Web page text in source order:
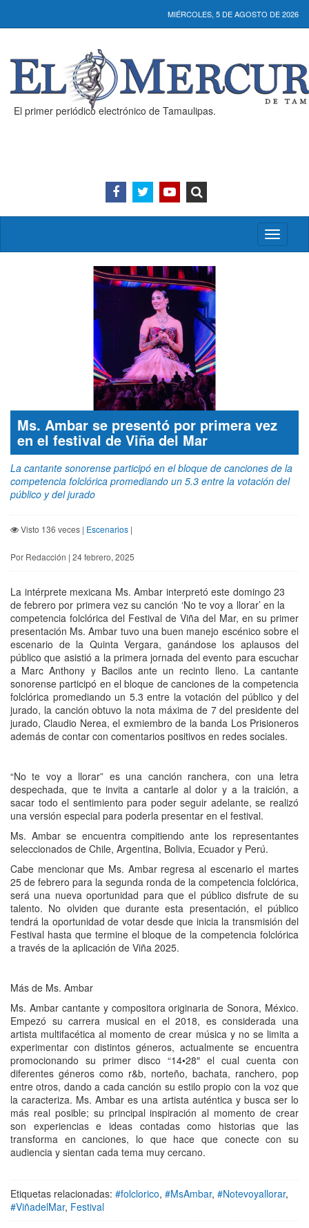
MIÉRCOLES, 5 DE AGOSTO DE 2026
El primer periódico electrónico de Tamaulipas.
Activar/
menú
Ms. Ambar se presentó por primera vez
en el festival de Viña del Mar
La cantante sonorense participó en el bloque de canciones de la
competencia folclórica promediando un 5.3 entre la votación del
público y del jurado
Visto 136 veces | Escenarios |
Por Redacción | 24 febrero, 2025
La intérprete mexicana Ms. Ambar interpretó este domingo 23
de febrero por primera vez su canción ‘No te voy a llorar’ en la
competencia folclórica del Festival de Viña del Mar, en su primer
presentación Ms. Ambar tuvo una buen manejo escénico sobre el
escenario de la Quinta Vergara, ganándose los aplausos del
público que asistió a la primera jornada del evento para escuchar
a Marc Anthony y Bacilos ante un recinto lleno. La cantante
sonorense participó en el bloque de canciones de la competencia
folclórica promediando un 5.3 entre la votación del público y del
jurado, la canción obtuvo la nota máxima de 7 del presidente del
jurado, Claudio Nerea, el exmiembro de la banda Los Prisioneros
además de contar con comentarios positivos en redes sociales.
“No te voy a llorar” es una canción ranchera, con una letra
despechada, que te invita a cantarle al dolor y a la traición, a
sacar todo el sentimiento para poder seguir adelante, se realizó
una versión especial para poderla presentar en el festival.
Ms. Ambar se encuentra compitiendo ante los representantes
seleccionados de Chile, Argentina, Bolivia, Ecuador y Perú.
Cabe mencionar que Ms. Ambar regresa al escenario el martes
25 de febrero para la segunda ronda de la competencia folclórica,
será una nueva oportunidad para que el público disfrute de su
talento. No olviden que durante esta presentación, el público
tendrá la oportunidad de votar desde que inicia la transmisión del
Festival hasta que termine el bloque de la competencia folclórica
a través de la aplicación de Viña 2025.
Más de Ms. Ambar
Ms. Ambar cantante y compositora originaria de Sonora, México.
Empezó su carrera musical en el 2018, es considerada una
artista multifacética al momento de crear música y no se limita a
experimentar con distintos géneros, actualmente se encuentra
promocionando su primer disco “14•28″ el cual cuenta con
diferentes géneros como r&b, norteño, bachata, ranchero, pop
entre otros, dando a cada canción su estilo propio con la voz que
la caracteriza. Ms. Ambar es una artista auténtica y busca ser lo
más real posible; su principal inspiración al momento de crear
son experiencias e ideas contadas como historias que las
transforma en canciones, lo que hace que conecte con su
audiencia y sientan cada tema muy cercano.
Etiquetas relacionadas: #folclorico, #MsAmbar, #Notevoyallorar,
#ViñadelMar, Festival